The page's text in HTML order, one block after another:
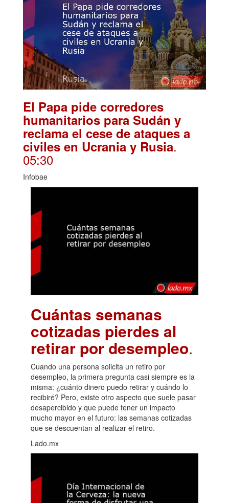
El Papa pide corredores
humanitarios para Sudán y
reclama el cese de ataques a
civiles en Ucrania y Rusia.
05:30
Infobae
Cuántas semanas
cotizadas pierdes al
retirar por desempleo.
Cuando una persona solicita un retiro por
desempleo, la primera pregunta casi siempre es la
misma: ¿cuánto dinero puedo retirar y cuándo lo
recibiré? Pero, existe otro aspecto que suele pasar
desapercibido y que puede tener un impacto
mucho mayor en el futuro: las semanas cotizadas
que se descuentan al realizar el retiro.
Lado.mx